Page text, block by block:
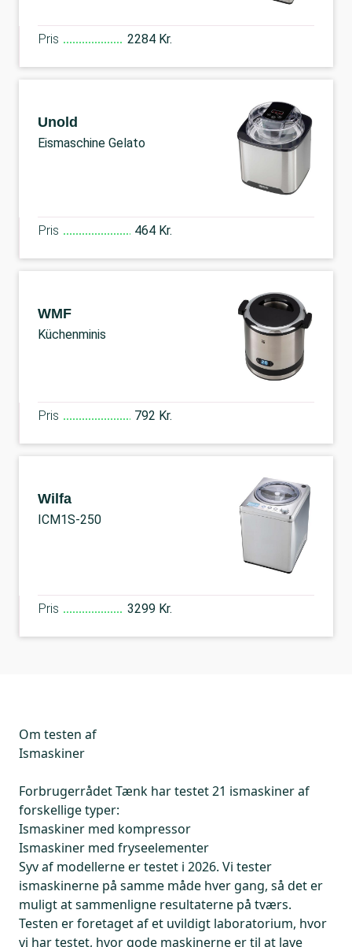
Pris 2284 Kr.
Unold
Eismaschine Gelato
Pris 464 Kr.
WMF
Küchenminis
Pris 792 Kr.
Wilfa
ICM1S-250
Pris 3299 Kr.
Om testen af
Ismaskiner
Forbrugerrådet Tænk har testet 21 ismaskiner af
forskellige typer:
Ismaskiner med kompressor
Ismaskiner med fryseelementer
Syv af modellerne er testet i 2026. Vi tester
ismaskinerne på samme måde hver gang, så det er
muligt at sammenligne resultaterne på tværs.
Testen er foretaget af et uvildigt laboratorium, hvor
vi har testet, hvor gode maskinerne er til at lave